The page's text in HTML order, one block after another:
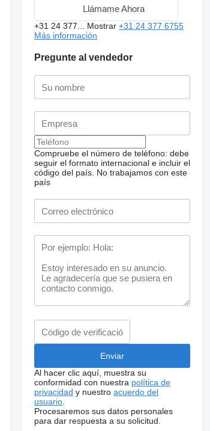
Llámame Ahora
+31 24 377... Mostrar+31 24 377 6755
Más información
Pregunte al vendedor
Compruebe el número de teléfono: debe
seguir el formato internacional e incluir el
código del país. No trabajamos con este
país
Al hacer clic aquí, muestra su
conformidad con nuestra política de
privacidad y nuestroacuerdo del
usuario
Procesaremos sus datos personales
para dar respuesta a su solicitud.